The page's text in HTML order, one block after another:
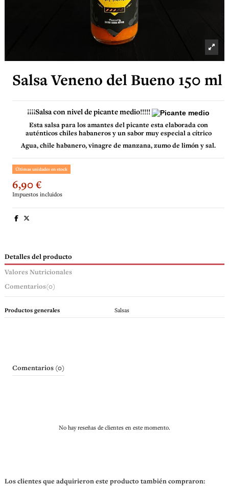
Salsa Veneno del Bueno 150 ml
¡¡¡¡Salsa con nivel de picante medio!!!!!
Esta salsa para los amantes del picante esta elaborada con
auténticos chiles habaneros y un sabor muy especial a cítrico
Agua, chile habanero, vinagre de manzana, zumo de limón y sal.
Últimas unidades en stock
6,90 €
Impuestos incluidos
Detalles del producto
Valores Nutricionales
Comentarios(0)
Productos generales Salsas
Comentarios (0)
No hay reseñas de clientes en este momento.
Los clientes que adquirieron este producto también compraron: